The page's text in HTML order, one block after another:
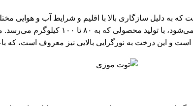
به دلیل سازگاری بالا با اقلیم و شرایط آب و هوایی
است و این درخت به نورگرایی بالایی نیز معروف است،